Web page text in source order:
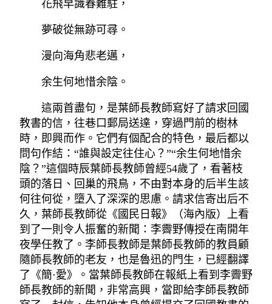
花飛早識春難駐，
夢破從無跡可尋。
漫向海角悲老邁，
余生何地惜余陰。
這兩首盡句，是葉師長教師寫好了請求回國
教書的信，往巷口郵局送達，穿過門前的樹林
時，即興而作。它們有個配合的特色，最后都以
問句作結：“誰與設定往住心？”“余生何地惜余
陰？”這個時辰葉師長教師曾經54歲了，看著枝
頭的落日、回巢的飛鳥，不由對本身的后半生該
何往何從，墮入了深深的思慮。請求信寄出后不
久，葉師長教師從《國民日報》（海內版）上看
到了一則令人振奮的新聞：李霽野傳授在南開年
夜學任教了。李師長教師是葉師長教師的教員顧
隨師長教師的老友，也是魯迅的門生，已經翻譯
了《簡·愛》。當葉師長教師在報紙上看到李霽野
師長教師的新聞，非常高興，當即給李師長教師